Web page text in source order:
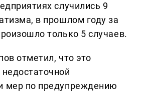
случились 9
в прошлом году за
только 5 случаев.
отметил, что это
мер по предупреждению